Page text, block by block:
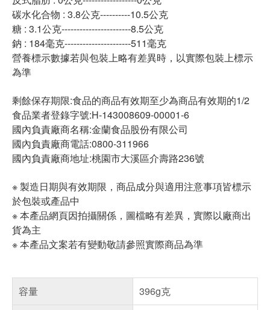
碳水化合物 : 3.8公克----------10.5公克
糖 : 3.1公克-----------------------8.5公克
鈉 : 184毫克----------------------511毫克
營養標示數據若與包裝上略有差異時，以實際包裝上標示
為準
剩餘保存期限:食品的商品有效期至少為商品有效期的1/2
食品業者登錄字號:H-143008609-00001-6
國內負責廠商名稱:金蘭食品股份有限公司
國內負責廠商電話:0800-311966
國內負責廠商地址:桃園市大溪區介壽路236號
※ 製造日期與有效期限，商品成分與適用注意事項皆標示
於包裝或產品中
※ 本產品網頁因拍攝關係，圖檔略有差異，實際以廠商出
貨為主
※ 本產品文案若有變動敬請參照實際商品為準
容量
396g克